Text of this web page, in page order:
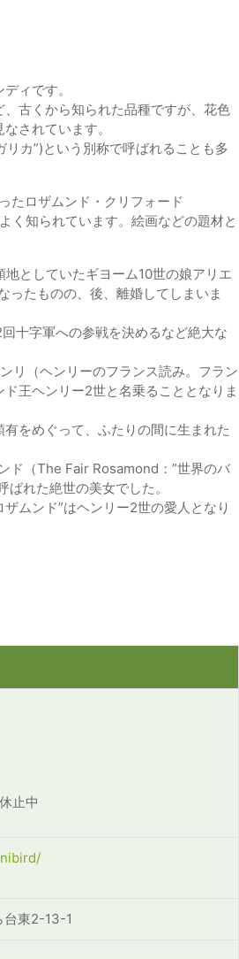
ィです。
古くから知られた品種ですが、花色
されています。
カ”)という別称で呼ばれることも多
たロザムンド・クリフォード
く知られています。絵画などの題材と
としていたギヨーム10世の娘アリエ
ったものの、後、離婚してしまいま
十字軍への参戦を決めるなど絶大な
リ（ヘンリーのフランス読み。フラン
王ヘンリー2世と名乗ることとなりま
をめぐって、ふたりの間に生まれた
ド（The Fair Rosamond：”世界のバ
れた絶世の美女でした。
ムンド”はヘンリー2世の愛人となり
止中
東2-13-1